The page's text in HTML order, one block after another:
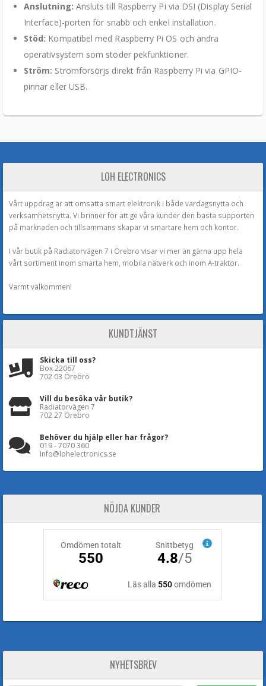
Anslutning: Ansluts till Raspberry Pi via DSI (Display Serial
Interface)-porten för snabb och enkel installation.
Stöd: Kompatibel med Raspberry Pi OS och andra
operativsystem som stöder pekfunktioner.
Ström: Strömförsörjs direkt från Raspberry Pi via GPIO-
pinnar eller USB.
LOH ELECTRONICS
Vårt uppdrag är att omsätta smart elektronik i både vardagsnytta och
verksamhetsnytta. Vi brinner för att ge våra kunder den bästa supporten
på marknaden och tillsammans skapar vi smartare hem och kontor.
I vår butik på Radiatorvägen 7 i Örebro visar vi mer än gärna upp hela
vårt sortiment inom smarta hem, mobila nätverk och inom A-traktor.
Varmt välkommen!
KUNDTJÄNST
Skicka till oss?
Box 22067
702 03 Örebro
Vill du besöka vår butik?
Radiatorvägen 7
702 27 Örebro
Behöver du hjälp eller har frågor?
019 - 7070 360
Info@lohelectronics.se
NÖJDA KUNDER
NYHETSBREV